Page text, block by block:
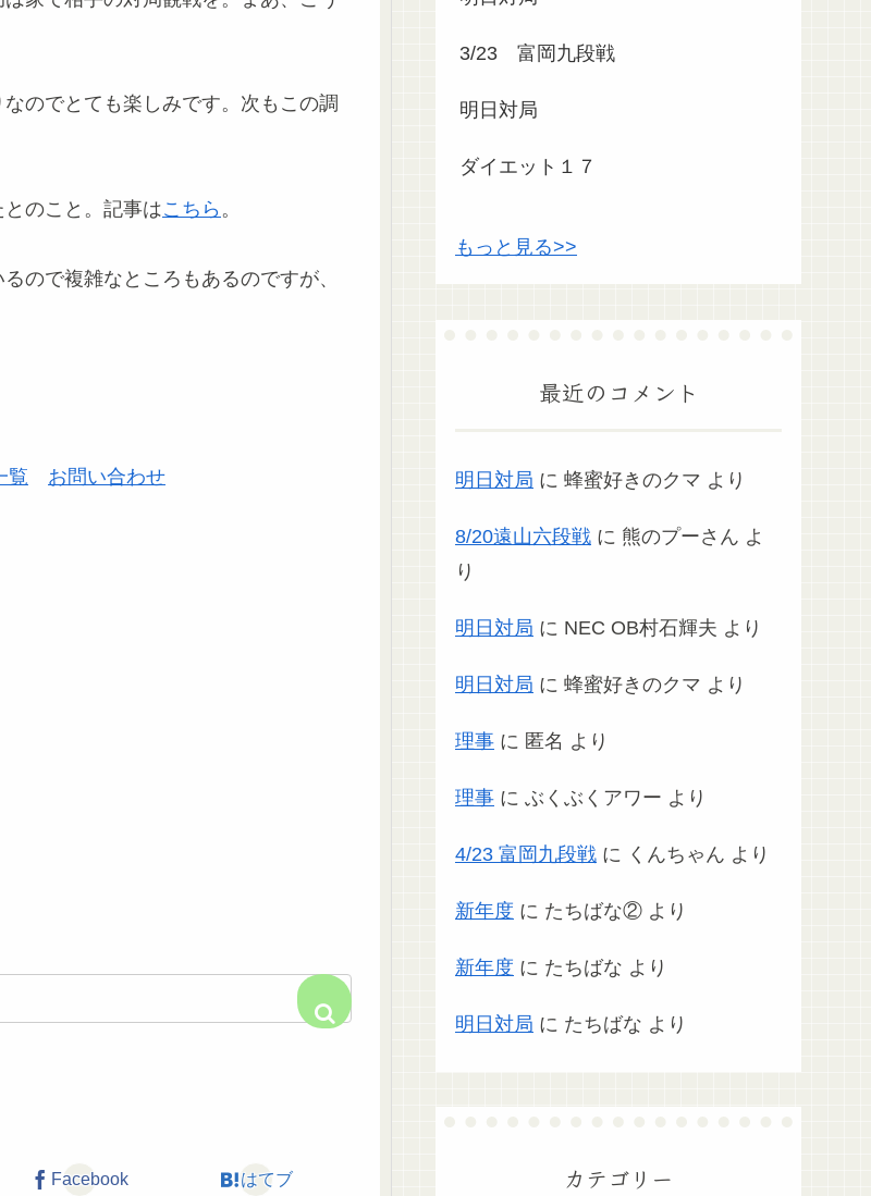
のでとても楽しみです。次もこの調
のこと。記事はこちら 。
ので複雑なところもあるのですが、
覧 お問い合わせ
Facebook はてブ
3/23 富岡九段戦
明日対局
ダイエット１７
もっと見る>>
最近のコメント
明日対局 に 蜂蜜好きのクマ より
8/20遠山六段戦 に 熊のプーさん よ
り
明日対局 に NEC OB村石輝夫 より
明日対局 に 蜂蜜好きのクマ より
理事 に 匿名 より
理事 に ぶくぶくアワー より
4/23 富岡九段戦 に くんちゃん より
新年度 に たちばな② より
新年度 に たちばな より
明日対局 に たちばな より
カテゴリー